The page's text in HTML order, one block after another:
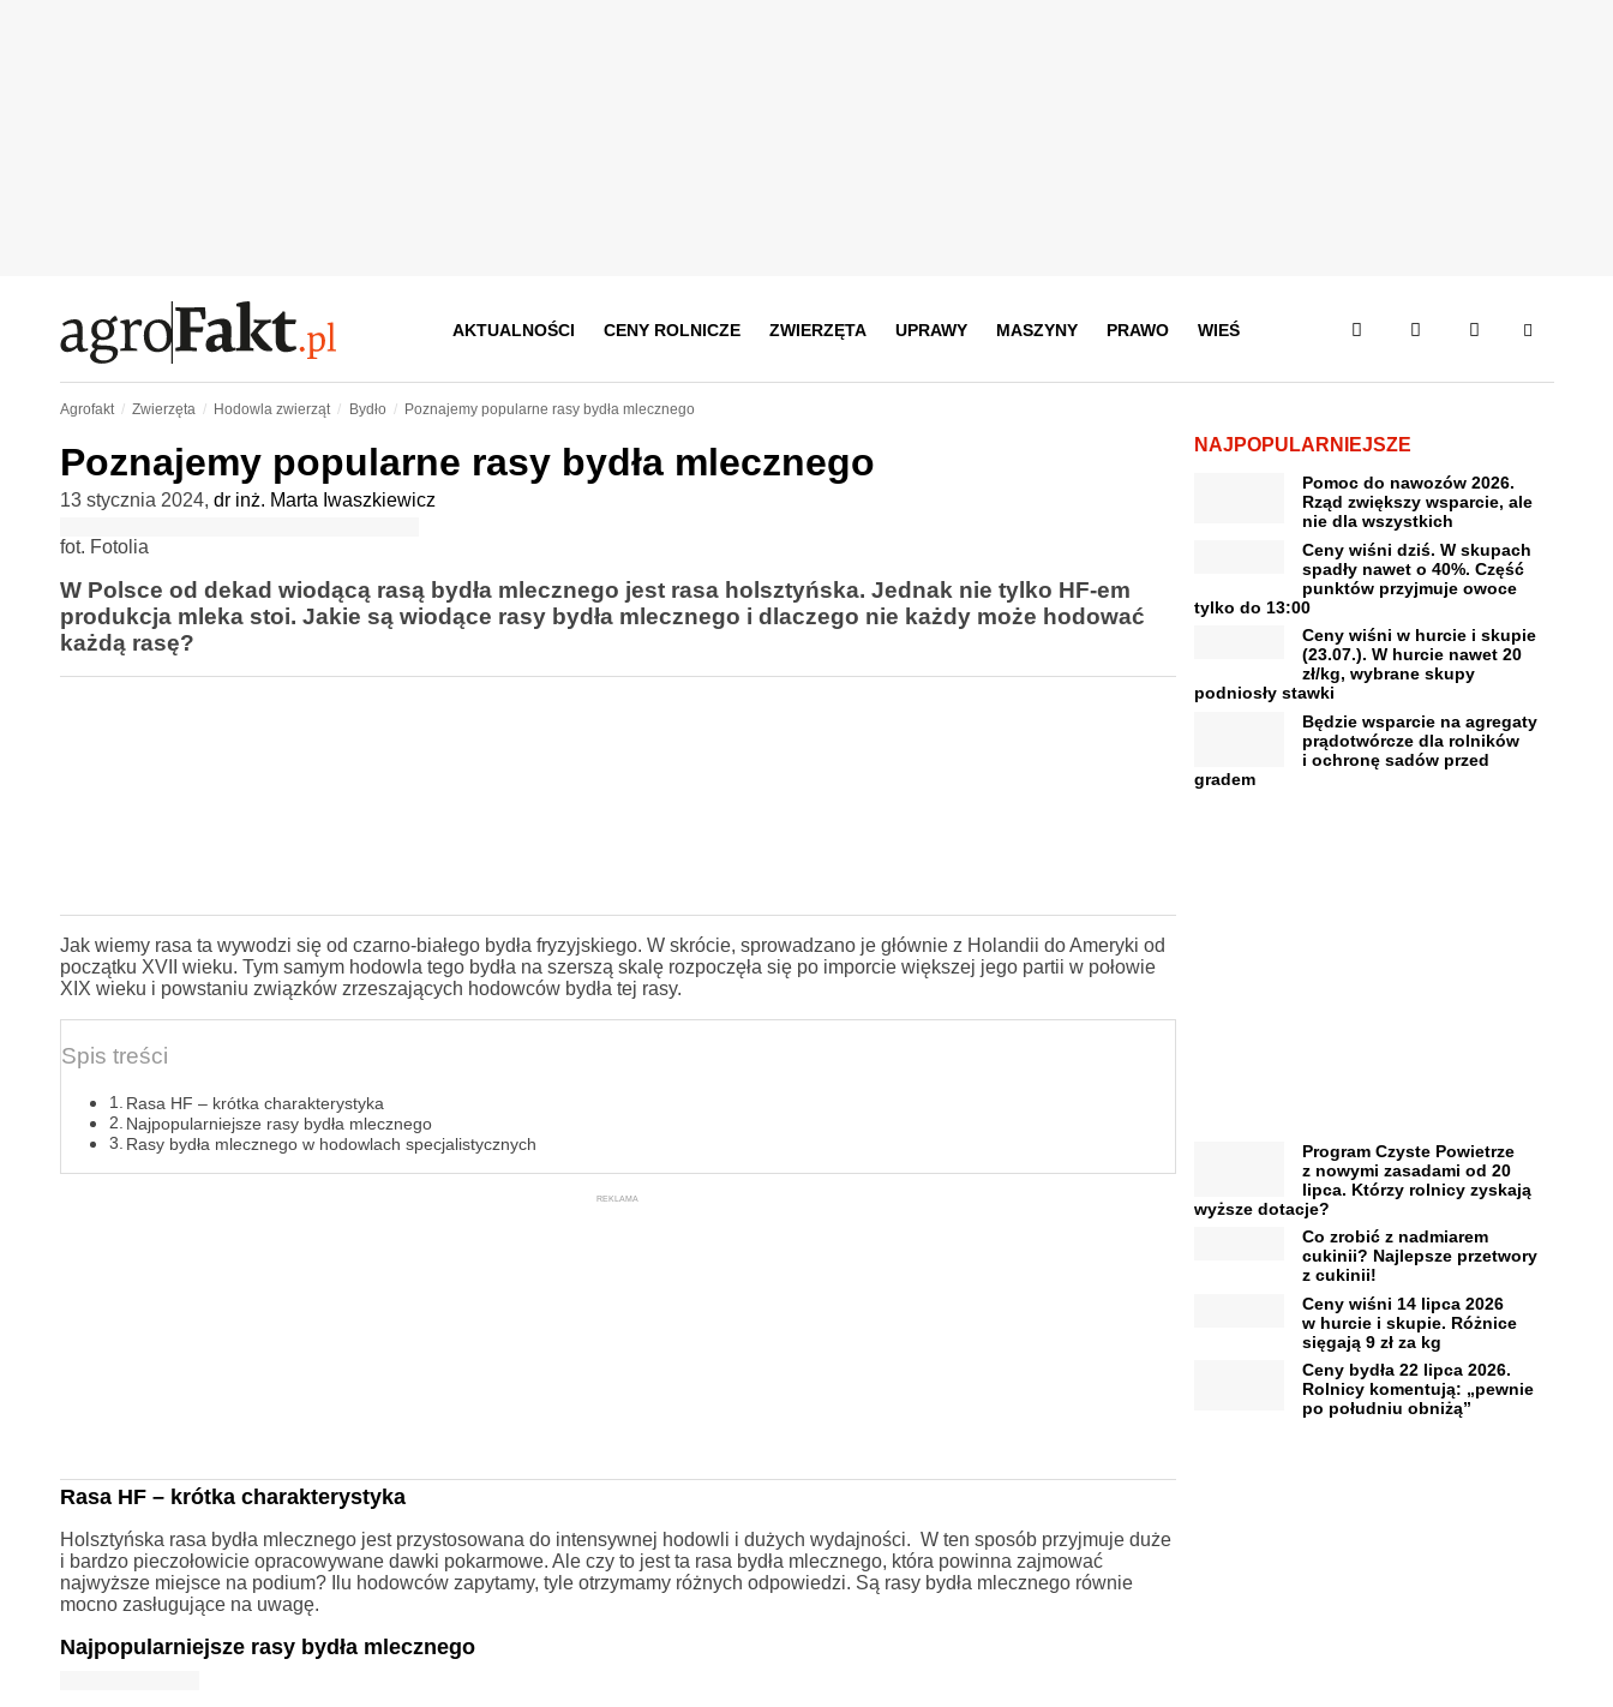
AKTUALNOŚCI CENY ROLNICZE ZWIERZĘTA UPRAWY MASZYNY PRAWO WIEŚ
Agrofakt Zwierzęta Hodowla zwierząt Bydło Poznajemy popularne rasy bydła mlecznego
Poznajemy popularne rasy bydła mlecznego
13 stycznia 2024, dr inż. Marta Iwaszkiewicz
fot. Fotolia
W Polsce od dekad wiodącą rasą bydła mlecznego jest rasa holsztyńska. Jednak nie tylko HF-em
produkcja mleka stoi. Jakie są wiodące rasy bydła mlecznego i dlaczego nie każdy może hodować
każdą rasę?
Jak wiemy rasa ta wywodzi się od czarno-białego bydła fryzyjskiego. W skrócie, sprowadzano je głównie z Holandii do Ameryki od
początku XVII wieku. Tym samym hodowla tego bydła na szerszą skalę rozpoczęła się po imporcie większej jego partii w połowie
XIX wieku i powstaniu związków zrzeszających hodowców bydła tej rasy.
Spis treści
Rasa HF – krótka charakterystyka
Najpopularniejsze rasy bydła mlecznego
Rasy bydła mlecznego w hodowlach specjalistycznych
REKLAMA
Rasa HF – krótka charakterystyka
Holsztyńska rasa bydła mlecznego jest przystosowana do intensywnej hodowli i dużych wydajności. W ten sposób przyjmuje duże
i bardzo pieczołowicie opracowywane dawki pokarmowe. Ale czy to jest ta rasa bydła mlecznego, która powinna zajmować
najwyższe miejsce na podium? Ilu hodowców zapytamy, tyle otrzymamy różnych odpowiedzi. Są rasy bydła mlecznego równie
mocno zasługujące na uwagę.
Najpopularniejsze rasy bydła mlecznego
NAJPOPULARNIEJSZE
Pomoc do nawozów 2026.
Rząd zwiększy wsparcie, ale
nie dla wszystkich
Ceny wiśni dziś. W skupach
spadły nawet o 40%. Część
punktów przyjmuje owoce
tylko do 13:00
Ceny wiśni w hurcie i skupie
(23.07.). W hurcie nawet 20
zł/kg, wybrane skupy
podniosły stawki
Będzie wsparcie na agregaty
prądotwórcze dla rolników
i ochronę sadów przed
gradem
Program Czyste Powietrze
z nowymi zasadami od 20
lipca. Którzy rolnicy zyskają
wyższe dotacje?
Co zrobić z nadmiarem
cukinii? Najlepsze przetwory
z cukinii!
Ceny wiśni 14 lipca 2026
w hurcie i skupie. Różnice
sięgają 9 zł za kg
Ceny bydła 22 lipca 2026.
Rolnicy komentują: „pewnie
po południu obniżą”